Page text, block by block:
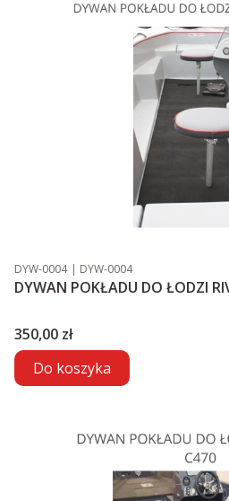
Kod produktu
DYW-0004 Kod producenta
DYW-0004
DYWAN POKŁADU DO ŁODZI
Cena
350,00 zł
Do koszyka